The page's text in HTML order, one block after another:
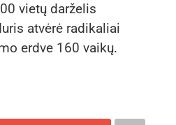
vietų darželis
atvėrė radikaliai
erdve 160 vaikų.